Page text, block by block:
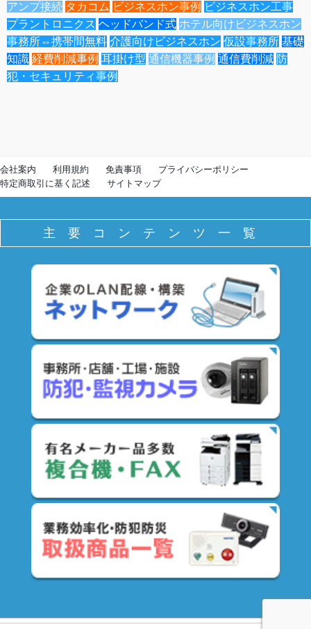
アンプ接続 タカコム ビジネスホン事例 ビジネスホン工事
プラントロニクス ヘッドバンド式 ホテル向けビジネスホン
事務所⇔携帯間無料 介護向けビジネスホン 仮設事務所 基礎
知識 経費削減事例 耳掛け型 通信機器事例 通信費削減 防
犯・セキュリティ事例
会社案内 利用規約 免責事項
プライバシーポリシー
特定商取引に基く記述
サイトマップ
主要コンテンツ一覧